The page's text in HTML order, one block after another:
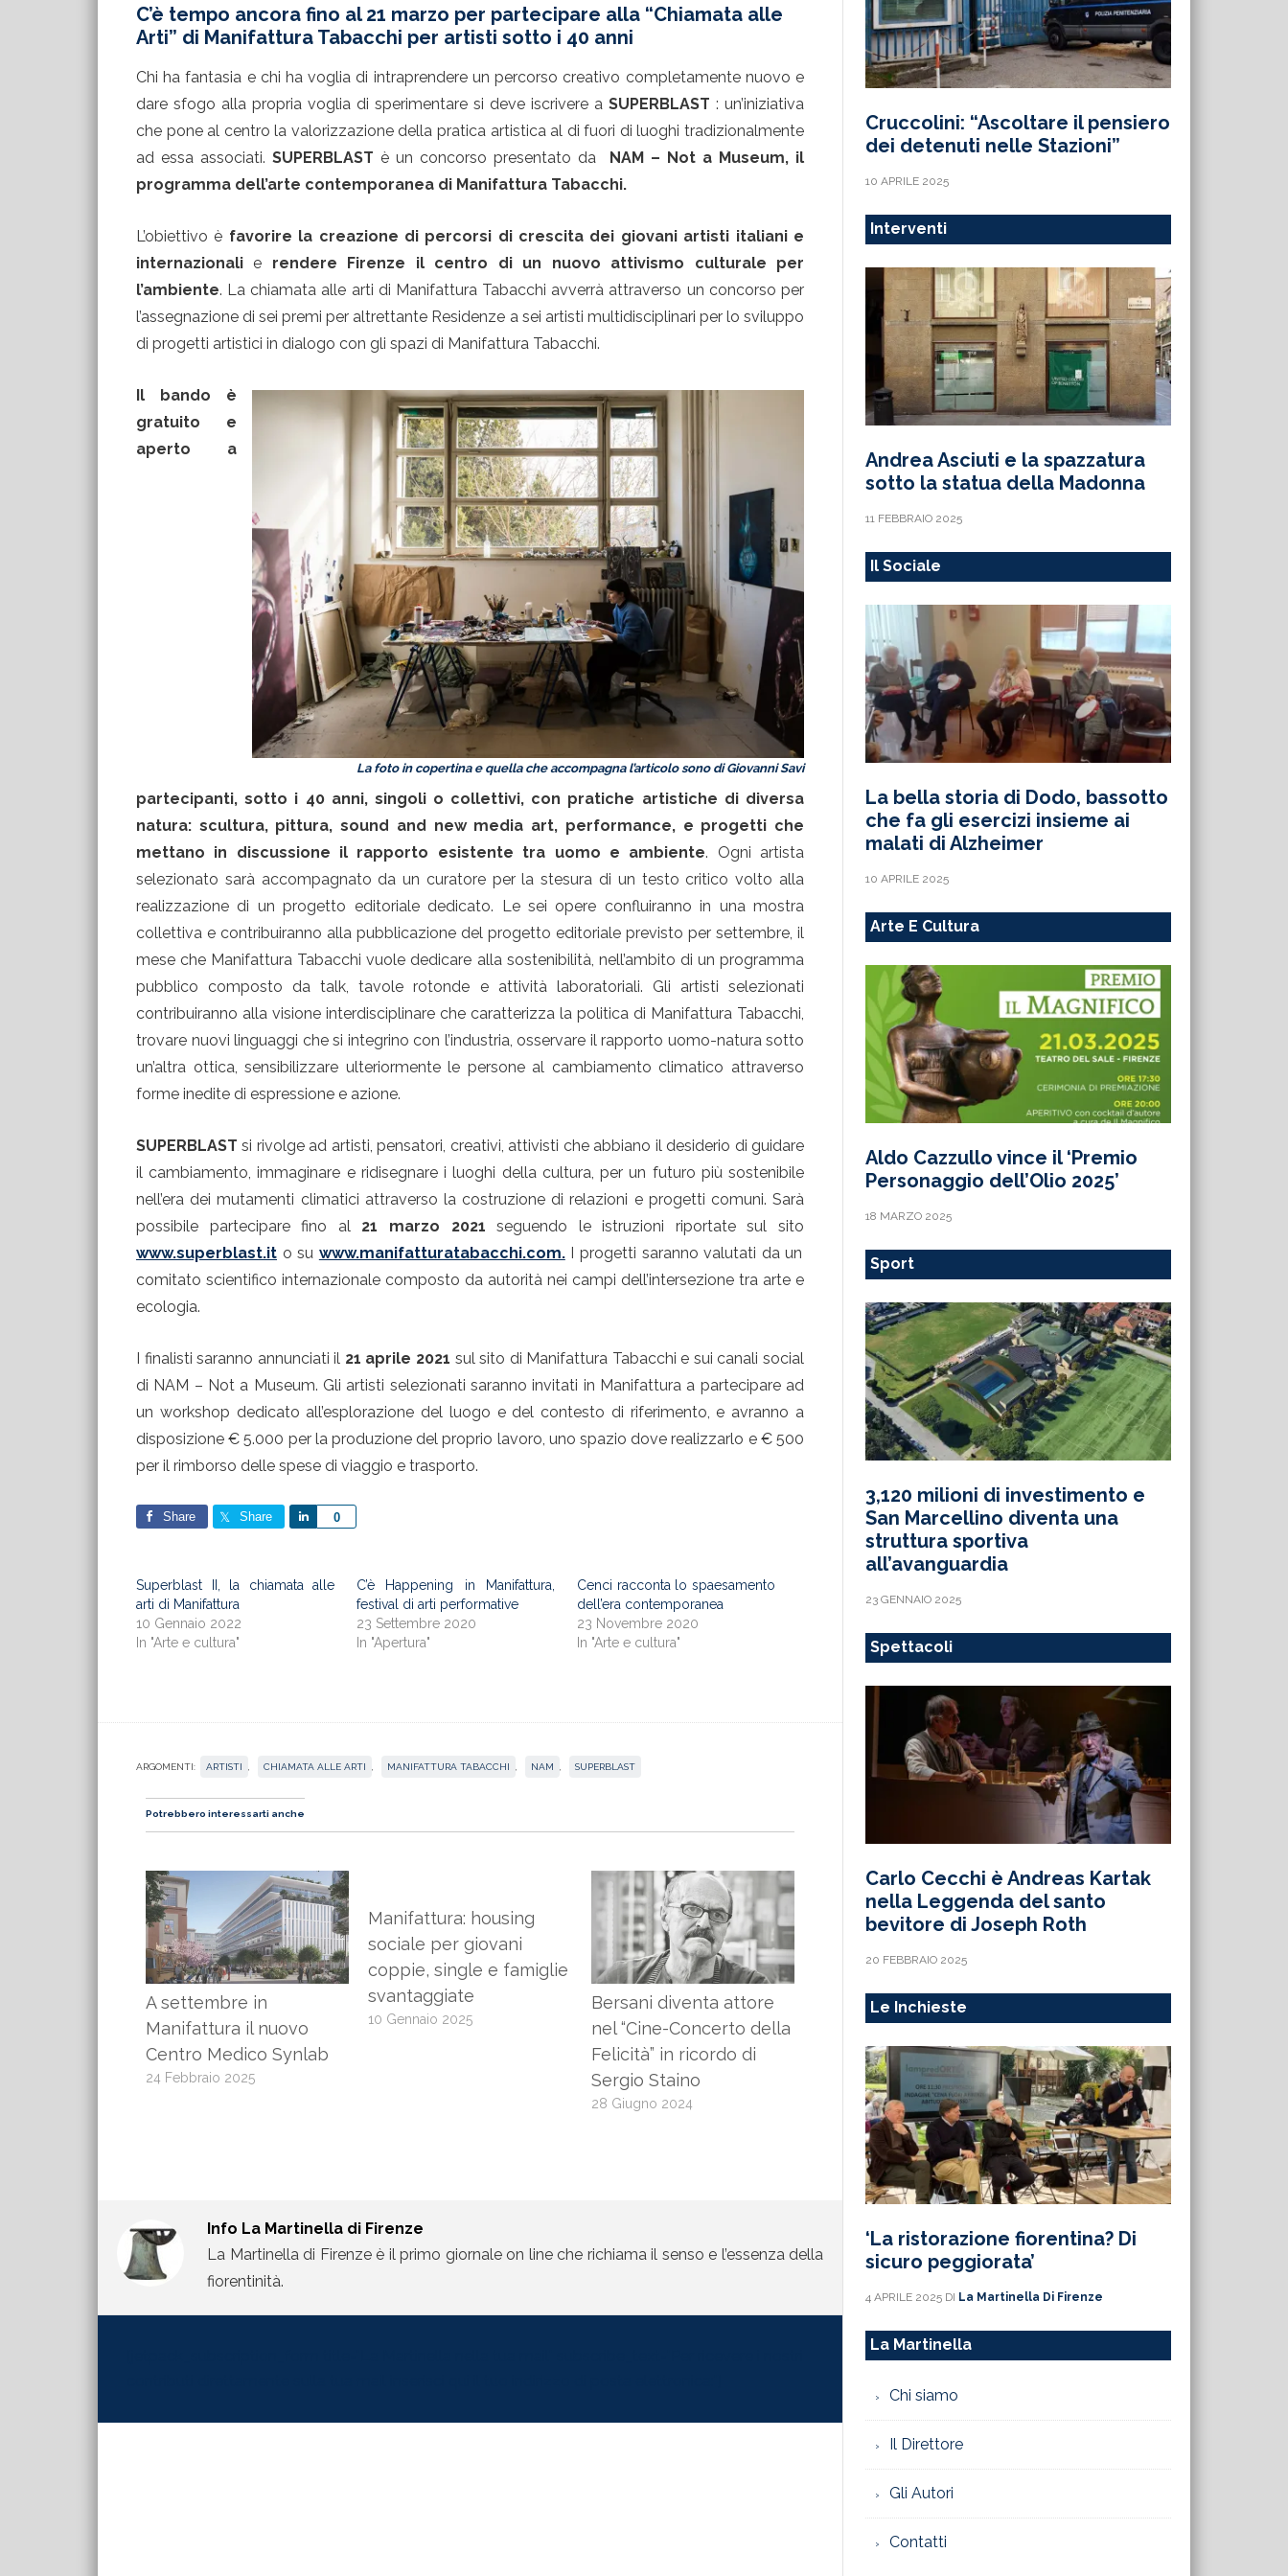
C’è tempo ancora fino al 21 marzo per partecipare alla “Chiamata alle
Arti” di Manifattura Tabacchi per artisti sotto i 40 anni
Chi ha fantasia e chi ha voglia di intraprendere un percorso creativo completamente nuovo e
dare sfogo alla propria voglia di sperimentare si deve iscrivere a SUPERBLAST : un’iniziativa
che pone al centro la valorizzazione della pratica artistica al di fuori di luoghi tradizionalmente
ad essa associati. SUPERBLAST è un concorso presentato da NAM – Not a Museum, il
programma dell’arte contemporanea di Manifattura Tabacchi.
L’obiettivo è favorire la creazione di percorsi di crescita dei giovani artisti italiani e
internazionalie rendere
Firenze il centro di un nuovo attivismo culturale per
l’ambiente. La chiamata alle arti di Manifattura Tabacchi avverrà attraverso un concorso per
l’assegnazione di sei premi per altrettante Residenze a sei artisti multidisciplinari per lo sviluppo
di progetti artistici in dialogo con gli spazi di Manifattura Tabacchi.
La foto in copertina e quella che accompagna l’articolo sono di Giovanni Savi
Il bando è
gratuito e
aperto a
partecipanti, sotto i 40 anni, singoli o collettivi, con pratiche artistiche di diversa
natura: scultura, pittura, sound and new media art, performance, e progetti che
mettano in discussione il rapporto esistente tra uomo e ambiente. Ogni artista
selezionato sarà accompagnato da un curatore per la stesura di un testo critico volto alla
realizzazione di un progetto editoriale dedicato. Le sei opere confluiranno in una mostra
collettiva e contribuiranno alla pubblicazione del progetto editoriale previsto per settembre, il
mese che Manifattura Tabacchi vuole dedicare alla sostenibilità, nell’ambito di un programma
pubblico composto da talk, tavole rotonde e attività laboratoriali. Gli artisti selezionati
contribuiranno alla visione interdisciplinare che caratterizza la politica di Manifattura Tabacchi,
trovare nuovi linguaggi che si integrino con l’industria, osservare il rapporto uomo-natura sotto
un’altra ottica, sensibilizzare ulteriormente le persone al cambiamento climatico attraverso
forme inedite di espressione e azione.
SUPERBLASTsi rivolge ad artisti, pensatori, creativi, attivisti che abbiano il desiderio di guidare
il cambiamento, immaginare e ridisegnare i luoghi della cultura, per un futuro più sostenibile
nell’era dei mutamenti climatici attraverso la costruzione di relazioni e progetti comuni. Sarà
possibile partecipare fino al 21 marzo 2021 seguendo le istruzioni riportate sul sito
www.superblast.it o su www.manifatturatabacchi.com.I progetti saranno valutati da un
comitato scientifico internazionale composto da autorità nei campi dell’intersezione tra arte e
ecologia.
I finalisti saranno annunciati il 21 aprile 2021 sul sito di Manifattura Tabacchi e sui canali social
di NAM – Not a Museum. Gli artisti selezionati saranno invitati in Manifattura a partecipare ad
un workshop dedicato all’esplorazione del luogo e del contesto di riferimento, e avranno a
disposizione € 5.000 per la produzione del proprio lavoro, uno spazio dove realizzarlo e € 500
per il rimborso delle spese di viaggio e trasporto.
Share Share 0
Share
Superblast II, la chiamata alle
arti di Manifattura
10 Gennaio 2022
In "Arte e cultura"
C’è Happening in Manifattura,
festival di arti performative
23 Settembre 2020
In "Apertura"
Cenci racconta lo spaesamento
dell’era contemporanea
23 Novembre 2020
In "Arte e cultura"
ARGOMENTI: ARTISTI CHIAMATA ALLE ARTI MANIFATTURA TABACCHI NAM SUPERBLAST
Potrebbero interessarti anche
A settembre in
Manifattura il nuovo
Centro Medico Synlab
24 Febbraio 2025
Manifattura: housing
sociale per giovani
coppie, single e famiglie
svantaggiate
10 Gennaio 2025
Bersani diventa attore
nel “Cine-Concerto della
Felicità” in ricordo di
Sergio Staino
28 Giugno 2024
Info La Martinella di Firenze
La Martinella di Firenze è il primo giornale on line che richiama il senso e l’essenza della
fiorentinità.
Cruccolini: “Ascoltare il pensiero
dei detenuti nelle Stazioni”
10 APRILE 2025
Interventi
Andrea Asciuti e la spazzatura
sotto la statua della Madonna
11 FEBBRAIO 2025
Il Sociale
La bella storia di Dodo, bassotto
che fa gli esercizi insieme ai
malati di Alzheimer
10 APRILE 2025
Arte E Cultura
Aldo Cazzullo vince il ‘Premio
Personaggio dell’Olio 2025’
18 MARZO 2025
Sport
3,120 milioni di investimento e
San Marcellino diventa una
struttura sportiva
all’avanguardia
23 GENNAIO 2025
Spettacoli
Carlo Cecchi è Andreas Kartak
nella Leggenda del santo
bevitore di Joseph Roth
20 FEBBRAIO 2025
Le Inchieste
‘La ristorazione fiorentina? Di
sicuro peggiorata’
4 APRILE 2025 DI La Martinella Di Firenze
La Martinella
Chi siamo
Il Direttore
Gli Autori
Contatti